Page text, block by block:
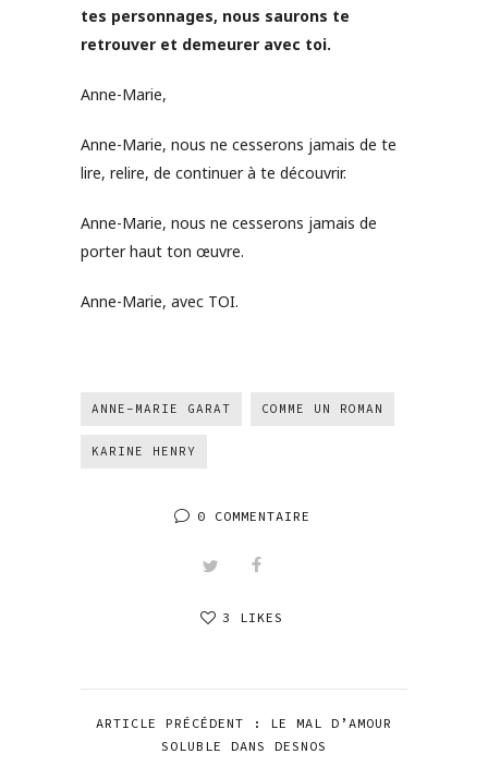
tes personnages, nous saurons te
retrouver et demeurer avec toi.
Anne-Marie,
Anne-Marie, nous ne cesserons jamais de te
lire, relire, de continuer à te découvrir.
Anne-Marie, nous ne cesserons jamais de
porter haut ton œuvre.
Anne-Marie, avec TOI.
ANNE-MARIE GARAT COMME UN ROMAN
KARINE HENRY
0 COMMENTAIRE
3 LIKES
ARTICLE PRÉCÉDENT : LE MAL D’AMOUR
SOLUBLE DANS DESNOS